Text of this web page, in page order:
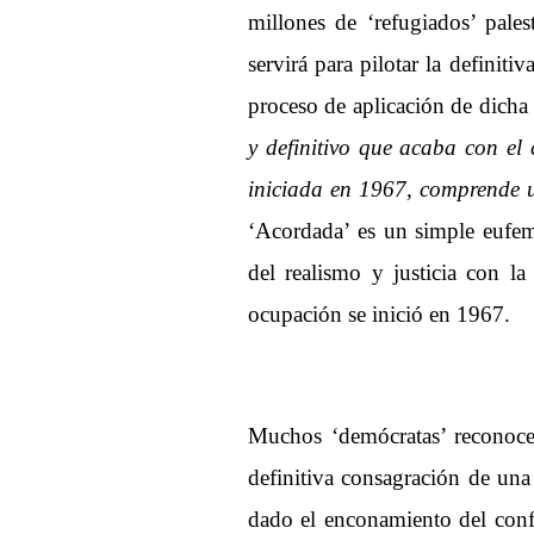
millones de ‘refugiados’
servirá para pilotar la
proceso de aplicación de
y definitivo que acaba con el
iniciada en 1967, comprende
‘Acordada’ es un simple
del realismo y justicia con la
ocupación se inició en 1967.
Muchos ‘demócratas’
definitiva consagración de
dado el enconamiento del